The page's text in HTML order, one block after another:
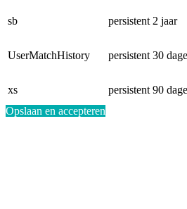
sb
persistent 2 jaar
UserMatchHistory persistent 30
xs
persistent 90
Opslaan en accepteren